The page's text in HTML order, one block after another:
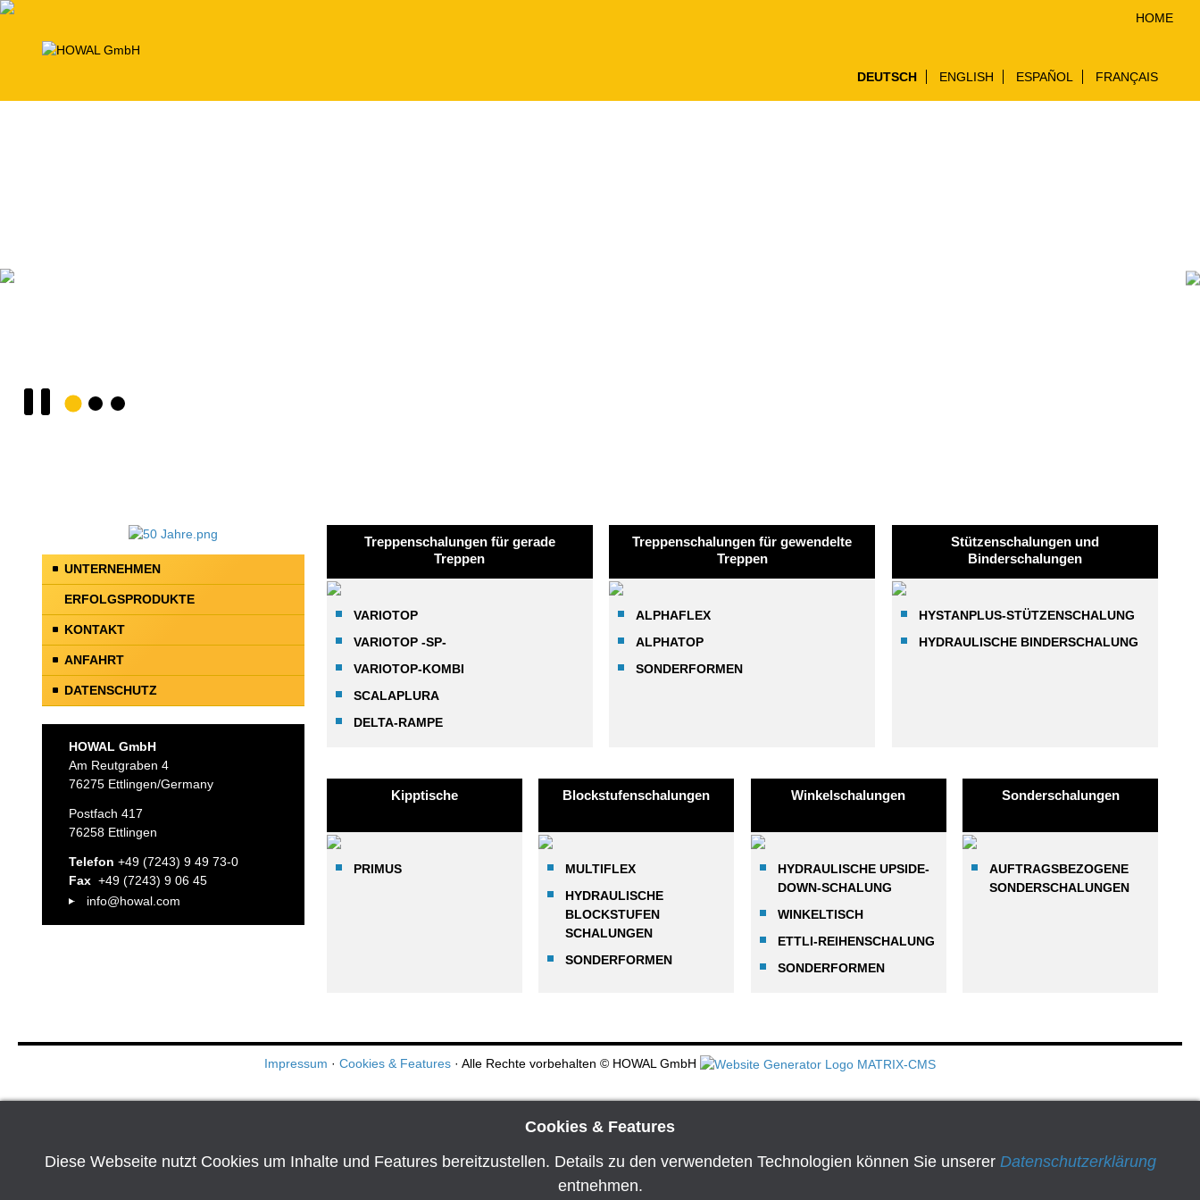
HOME
DEUTSCH ENGLISH ESPAÑOL FRANÇAIS
UNTERNEHMEN
ERFOLGSPRODUKTE
KONTAKT
ANFAHRT
DATENSCHUTZ
HOWAL GmbH
Am Reutgraben 4
76275 Ettlingen/Germany
Postfach 417
76258 Ettlingen
Telefon +49 (7243) 9 49 73-0
Fax+49 (7243) 9 06 45
info@howal.com
Treppenschalungen für gerade
Treppen
VARIOTOP
VARIOTOP -SP-
VARIOTOP-KOMBI
SCALAPLURA
DELTA-RAMPE
Treppenschalungen für gewendelte
Treppen
ALPHAFLEX
ALPHATOP
SONDERFORMEN
Stützenschalungen und
Binderschalungen
HYSTANPLUS-STÜTZENSCHALUNG
HYDRAULISCHE BINDERSCHALUNG
Kipptische
PRIMUS
Blockstufenschalungen
MULTIFLEX
HYDRAULISCHE
BLOCKSTUFEN
SCHALUNGEN
SONDERFORMEN
Winkelschalungen
HYDRAULISCHE UPSIDE-
DOWN-SCHALUNG
WINKELTISCH
ETTLI-REIHENSCHALUNG
SONDERFORMEN
Sonderschalungen
AUFTRAGSBEZOGENE
SONDERSCHALUNGEN
Impressum · Cookies & Features · Alle Rechte vorbehalten © HOWAL GmbH
Cookies & Features
Diese Webseite nutzt Cookies um Inhalte und Features bereitzustellen. Details zu den verwendeten Technologien können Sie unserer Datenschutzerklärung
entnehmen.